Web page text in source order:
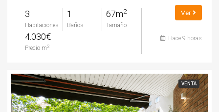
3
Habitaciones
1
Baños
67m2
Tamaño
4.030€
Precio m 2
Ver
Hace 9 horas
VENTA